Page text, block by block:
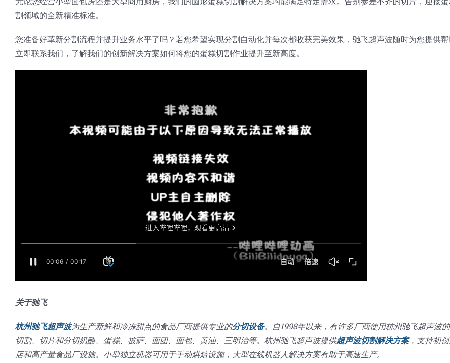
割领域的全新精准标准。
您准备好革新分割流程并提升业务水平了吗？若您希望实现分割自动化并每次都收获完美效果，驰飞超声波随时为您提供
立即联系我们，了解我们的创新解决方案如何将您的蛋糕切割作业提升至新高度。
关于驰飞
杭州驰飞超声波为生产新鲜和冷冻甜点的食品厂商提供专业的分切设备。自1998年以来，有许多厂商使用杭州驰飞超声波
切割、切片和分切奶酪、蛋糕、披萨、面团、面包、黄油、三明治等。杭州驰飞超声波提供超声波切割解决方案，支持初
店和高产量食品厂设施。小型独立机器可用于手动烘焙设施，大型在线机器人解决方案有助于高速生产。